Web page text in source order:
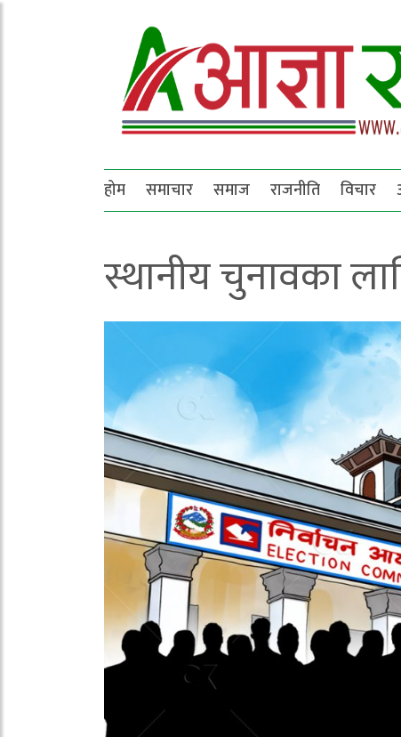
होम समाचार समाज राजनीति विचार
स्थानीय चुनावका